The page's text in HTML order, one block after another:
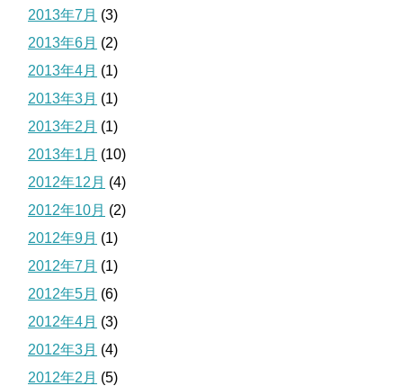
2013年7月 (3)
2013年6月 (2)
2013年4月 (1)
2013年3月 (1)
2013年2月 (1)
2013年1月 (10)
2012年12月 (4)
2012年10月 (2)
2012年9月 (1)
2012年7月 (1)
2012年5月 (6)
2012年4月 (3)
2012年3月 (4)
2012年2月 (5)